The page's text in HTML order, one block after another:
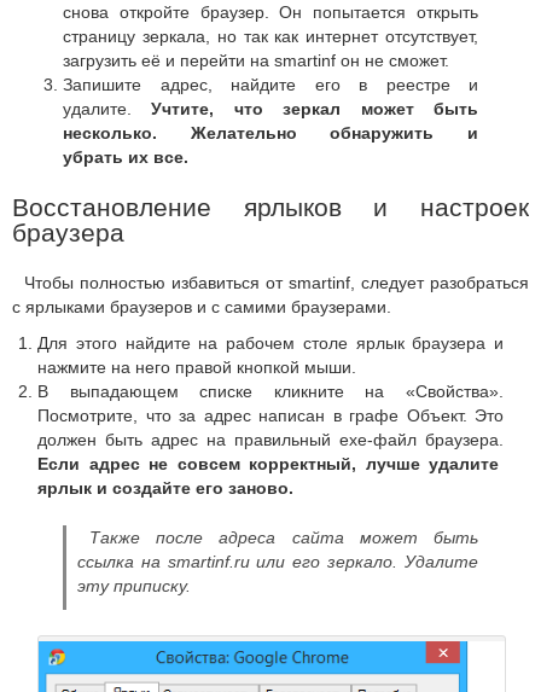
снова откройте браузер. Он попытается открыть
страницу зеркала, но так как интернет отсутствует,
загрузить её и перейти на smartinf он не сможет.
Запишите адрес, найдите его в реестре и
удалите.Учтите, что зеркал может быть
несколько. Желательно обнаружить и
убрать их все.
Восстановление ярлыков и настроек
браузера
Чтобы полностью избавиться от smartinf, следует разобраться
с ярлыками браузеров и с самими браузерами.
Для этого найдите на рабочем столе ярлык браузера и
нажмите на него правой кнопкой мыши.
В выпадающем списке кликните на «Свойства».
Посмотрите, что за адрес написан в графе Объект. Это
должен быть адрес на правильный exe-файл браузера.
Если адрес не совсем корректный, лучше удалите
ярлык и создайте его заново.
Также после адреса сайта может быть
ссылка на smartinf.ru или его зеркало. Удалите
эту приписку.